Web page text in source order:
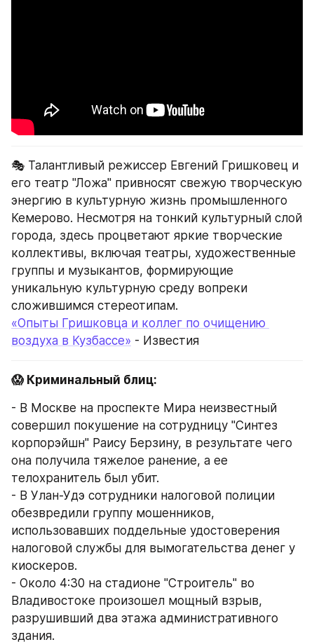
🎭 Талантливый режиссер Евгений Гришковец и
его театр "Ложа" привносят свежую творческую
энергию в культурную жизнь промышленного
Кемерово. Несмотря на тонкий культурный слой
города, здесь процветают яркие творческие
коллективы, включая театры, художественные
группы и музыкантов, формирующие
уникальную культурную среду вопреки
сложившимся стереотипам.
«Опыты Гришковца и коллег по очищению
воздуха в Кузбассе» - Известия
😱 Криминальный блиц:
- В Москве на проспекте Мира неизвестный
совершил покушение на сотрудницу "Синтез
корпорэйшн" Раису Берзину, в результате чего
она получила тяжелое ранение, а ее
телохранитель был убит.
- В Улан-Удэ сотрудники налоговой полиции
обезвредили группу мошенников,
использовавших поддельные удостоверения
налоговой службы для вымогательства денег у
киоскеров.
- Около 4:30 на стадионе "Строитель" во
Владивостоке произошел мощный взрыв,
разрушивший два этажа административного
здания.